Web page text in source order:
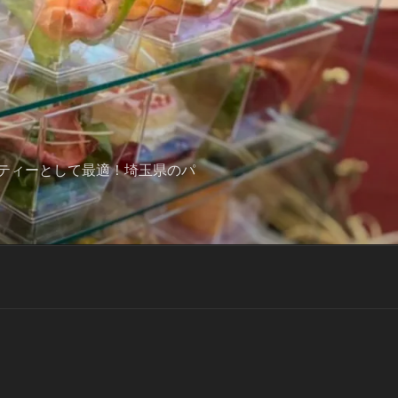
ィーとして最適！埼玉県のパ